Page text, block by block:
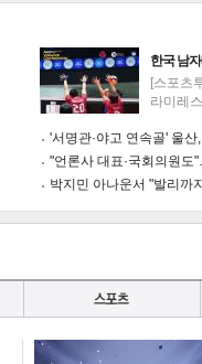
한국 남
[스포츠
라미레
'서명관·야고 연속골' 울
"언론사 대표·국회의원
박지민 아나운서 "발리